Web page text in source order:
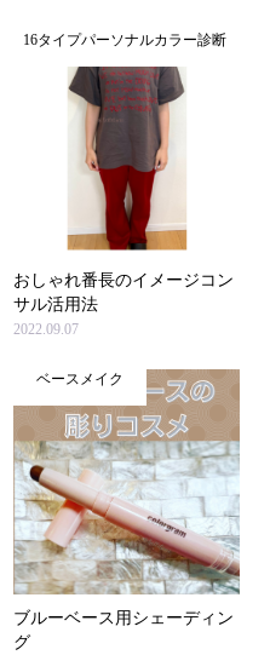
16タイプパーソナルカラー診断
おしゃれ番長のイメージコン
サル活用法
2022.09.07
ベースメイク
ブルーベース用シェーディン
グ